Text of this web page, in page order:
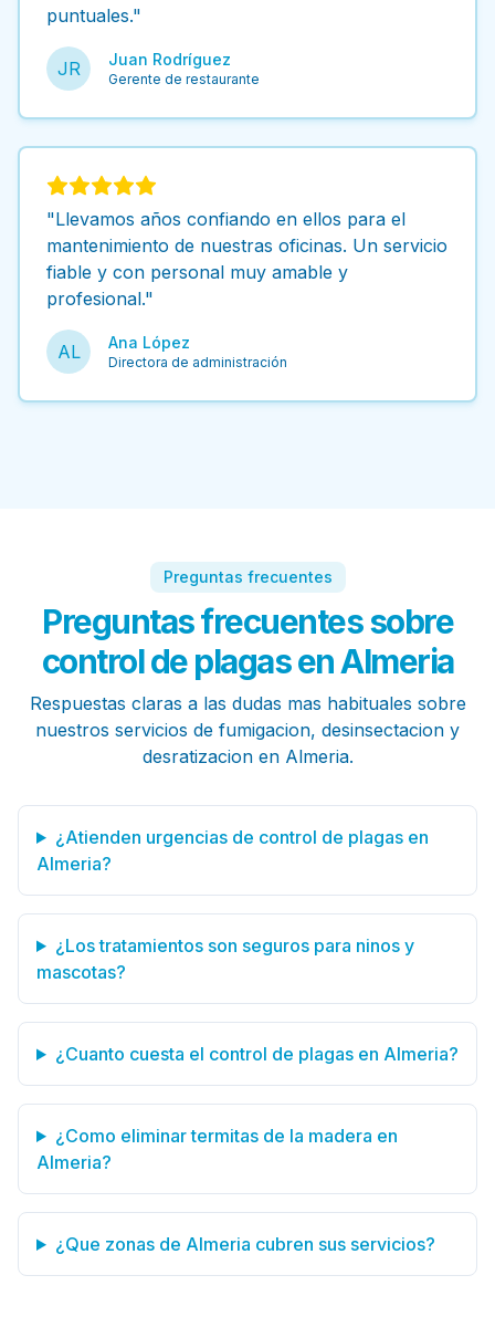
puntuales."
JR Juan Rodríguez
Gerente de restaurante
"Llevamos años confiando en ellos para el
mantenimiento de nuestras oficinas. Un servicio
fiable y con personal muy amable y
profesional."
AL Ana López
Directora de administración
Preguntas frecuentes
Preguntas frecuentes sobre
control de plagas en Almeria
Respuestas claras a las dudas mas habituales sobre
nuestros servicios de fumigacion, desinsectacion y
desratizacion en Almeria.
¿Atienden urgencias de control de plagas en
Almeria?
¿Los tratamientos son seguros para ninos y
mascotas?
¿Cuanto cuesta el control de plagas en Almeria?
¿Como eliminar termitas de la madera en
Almeria?
¿Que zonas de Almeria cubren sus servicios?